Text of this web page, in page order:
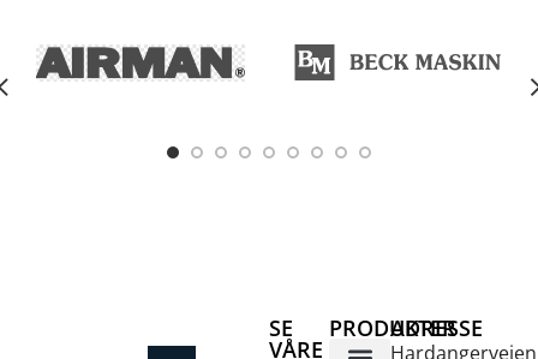
ADRESSE
Hardangerveien
PRODUKTER
SE
VÅRE